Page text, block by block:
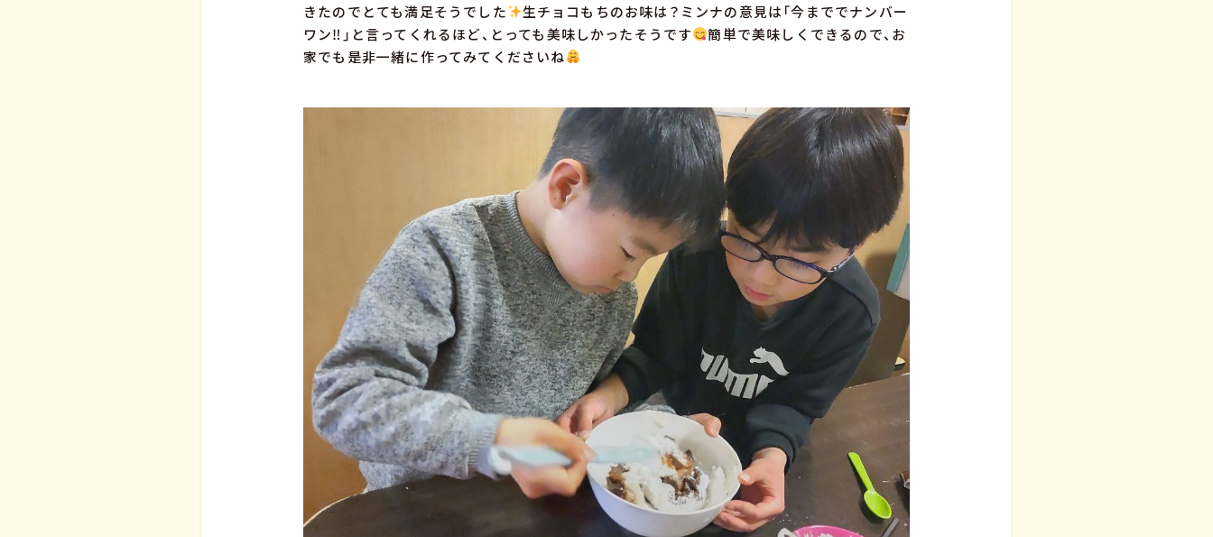
きたのでとても満足そうでした
生チョコもちのお味は？ミンナの意見は「今まででナンバー
ワン‼」と言ってくれるほど、とっても美味しかったそうです
簡単で美味しくできるので、お
家でも是非一緒に作ってみてくださいね